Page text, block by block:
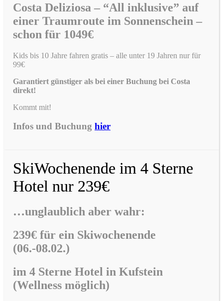
Costa Deliziosa – “All inklusive” auf
einer Traumroute im Sonnenschein –
schon für 1049€
Kids bis 10 Jahre fahren gratis – alle unter 19 Jahren nur für
99€
Garantiert günstiger als bei einer Buchung bei Costa
direkt!
Kommt mit!
Infos und Buchung hier
SkiWochenende im 4 Sterne
Hotel nur 239€
…unglaublich aber wahr:
239€ für ein Skiwochenende
(06.-08.02.)
im 4 Sterne Hotel in Kufstein
(Wellness möglich)